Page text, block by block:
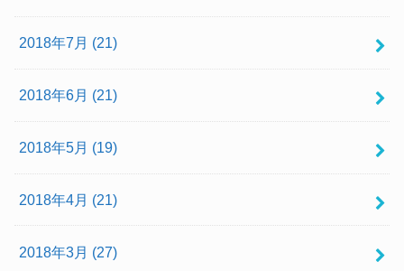
2018年7月 (21)
2018年6月 (21)
2018年5月 (19)
2018年4月 (21)
2018年3月 (27)